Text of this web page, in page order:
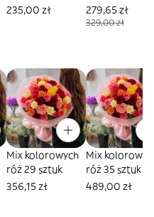
235,00 zł
279,65 zł
329,00 zł
Mix kolorowych
róż 29 sztuk
356,15 zł
Mix
róż 35 sztuk
489,00 zł